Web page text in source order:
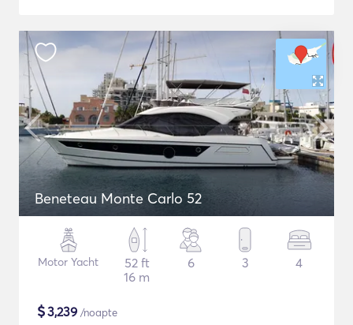
Beneteau Monte Carlo 52
Motor Yacht
52 ft
16 m
6 3 4
$3,239 /noapte